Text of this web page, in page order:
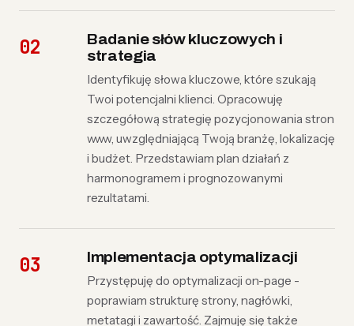
Badanie słów kluczowych i
strategia
Identyfikuję słowa kluczowe, które szukają
Twoi potencjalni klienci. Opracowuję
szczegółową strategię pozycjonowania stron
www, uwzględniającą Twoją branżę, lokalizację
i budżet. Przedstawiam plan działań z
harmonogramem i prognozowanymi
rezultatami.
Implementacja optymalizacji
Przystępuję do optymalizacji on-page -
poprawiam strukturę strony, nagłówki,
metatagi i zawartość. Zajmuję się także